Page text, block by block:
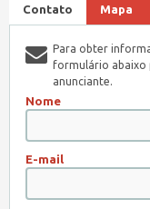
Contato Mapa
Para obter
formulário abaixo
anunciante.
Nome
E-mail